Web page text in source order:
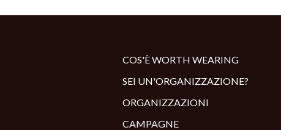
COS'È WORTH WEARING
SEI UN'ORGANIZZAZIONE?
ORGANIZZAZIONI
CAMPAGNE